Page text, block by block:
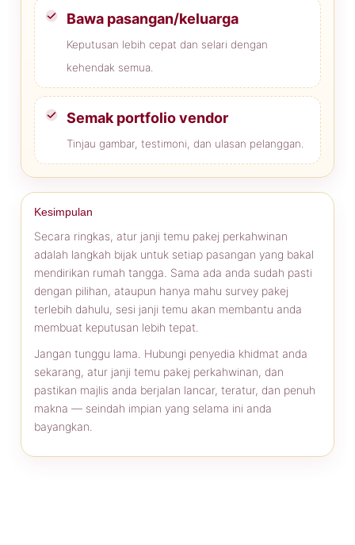
Bawa pasangan/keluarga
Keputusan lebih cepat dan selari dengan
kehendak semua.
Semak portfolio vendor
Tinjau gambar, testimoni, dan ulasan pelanggan.
Kesimpulan
Secara ringkas, atur janji temu pakej perkahwinan
adalah langkah bijak untuk setiap pasangan yang bakal
mendirikan rumah tangga. Sama ada anda sudah pasti
dengan pilihan, ataupun hanya mahu survey pakej
terlebih dahulu, sesi janji temu akan membantu anda
membuat keputusan lebih tepat.
Jangan tunggu lama. Hubungi penyedia khidmat anda
sekarang, atur janji temu pakej perkahwinan, dan
pastikan majlis anda berjalan lancar, teratur, dan penuh
makna — seindah impian yang selama ini anda
bayangkan.